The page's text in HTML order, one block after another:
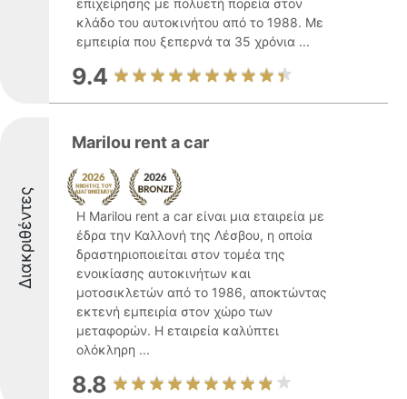
επιχείρησης με πολυετή πορεία στον
κλάδο του αυτοκινήτου από το 1988. Με
εμπειρία που ξεπερνά τα 35 χρόνια ...
9.4
Διακριθέντες
Marilou rent a car
Η Marilou rent a car είναι μια εταιρεία με
έδρα την Καλλονή της Λέσβου, η οποία
δραστηριοποιείται στον τομέα της
ενοικίασης αυτοκινήτων και
μοτοσικλετών από το 1986, αποκτώντας
εκτενή εμπειρία στον χώρο των
μεταφορών. Η εταιρεία καλύπτει
ολόκληρη ...
8.8